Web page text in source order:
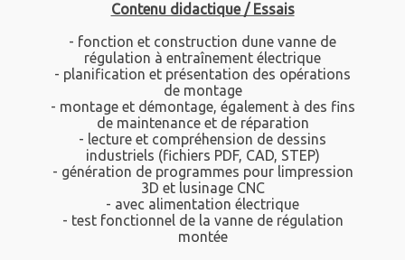
Contenu didactique / Essais
- fonction et construction dune vanne de
régulation à entraînement électrique
- planification et présentation des opérations
de montage
- montage et démontage, également à des fins
de maintenance et de réparation
- lecture et compréhension de dessins
industriels (fichiers PDF, CAD, STEP)
- génération de programmes pour limpression
3D et lusinage CNC
- avec alimentation électrique
- test fonctionnel de la vanne de régulation
montée